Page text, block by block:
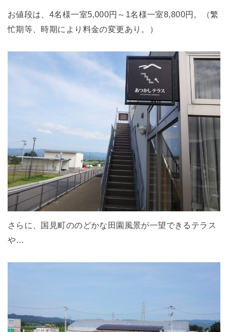
お値段は、4名様一室5,000円～1名様一室8,800円。（繁
忙期等、時期により料金の変更あり。）
さらに、国見町ののどかな田園風景が一望できるテラス
や…